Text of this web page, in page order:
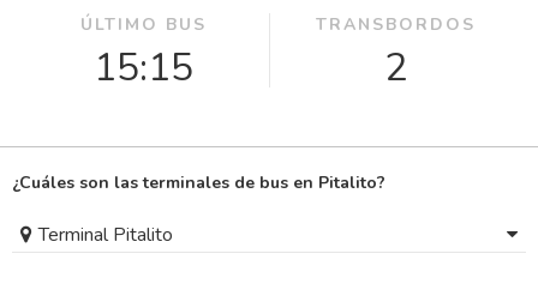
ÚLTIMO BUS
15:15
TRANSBORDOS
2
¿Cuáles son las terminales de bus en Pitalito?
Terminal Pitalito